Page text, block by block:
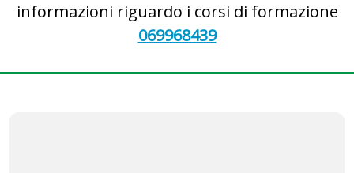
informazioni riguardo i corsi di formazione
069968439